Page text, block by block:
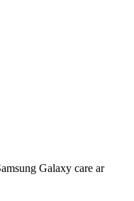
Galaxy care ar